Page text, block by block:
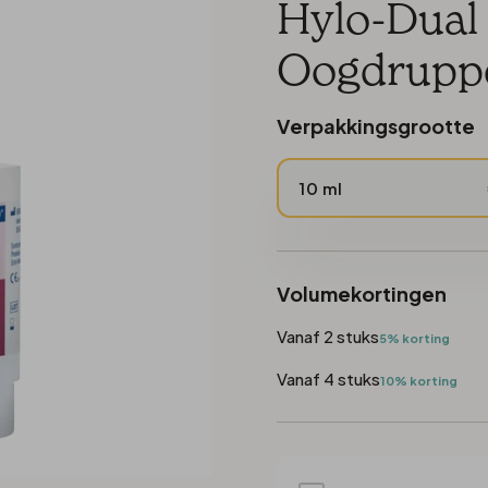
OptiFree
Totalcare
Hylo-
Verpakkingsgrootte
10 ml
Volumekortingen
Vanaf 2 stuks5% korting
Vanaf 4 stuks10% korting